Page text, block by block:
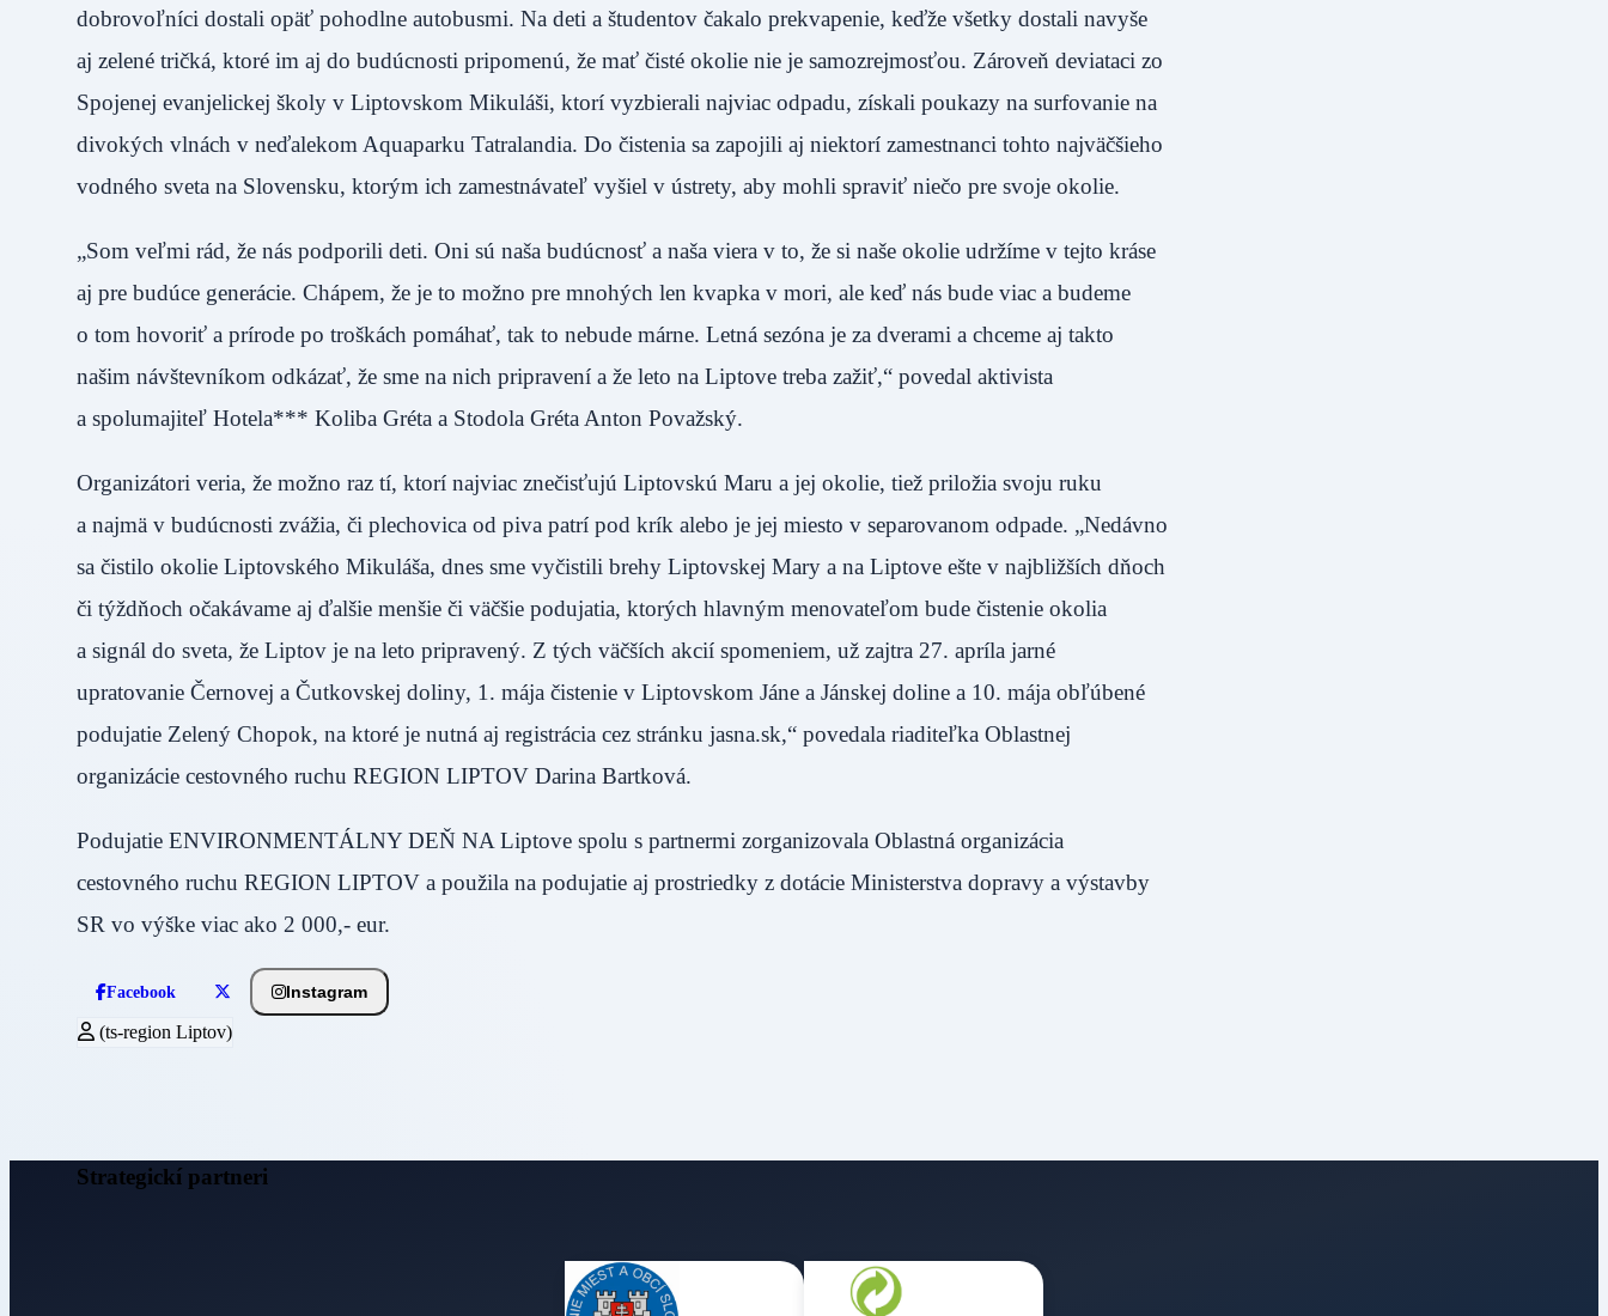
dobrovoľníci dostali opäť pohodlne autobusmi. Na deti a študentov čakalo prekvapenie, keďže všetky dostali navyše
aj zelené tričká, ktoré im aj do budúcnosti pripomenú, že mať čisté okolie nie je samozrejmosťou. Zároveň deviataci zo
Spojenej evanjelickej školy v Liptovskom Mikuláši, ktorí vyzbierali najviac odpadu, získali poukazy na surfovanie na
divokých vlnách v neďalekom Aquaparku Tatralandia. Do čistenia sa zapojili aj niektorí zamestnanci tohto najväčšieho
vodného sveta na Slovensku, ktorým ich zamestnávateľ vyšiel v ústrety, aby mohli spraviť niečo pre svoje okolie.
„Som veľmi rád, že nás podporili deti. Oni sú naša budúcnosť a naša viera v to, že si naše okolie udržíme v tejto kráse
aj pre budúce generácie. Chápem, že je to možno pre mnohých len kvapka v mori, ale keď nás bude viac a budeme
o tom hovoriť a prírode po troškách pomáhať, tak to nebude márne. Letná sezóna je za dverami a chceme aj takto
našim návštevníkom odkázať, že sme na nich pripravení a že leto na Liptove treba zažiť,“ povedal aktivista
a spolumajiteľ Hotela*** Koliba Gréta a Stodola Gréta Anton Považský.
Organizátori veria, že možno raz tí, ktorí najviac znečisťujú Liptovskú Maru a jej okolie, tiež priložia svoju ruku
a najmä v budúcnosti zvážia, či plechovica od piva patrí pod krík alebo je jej miesto v separovanom odpade. „Nedávno
sa čistilo okolie Liptovského Mikuláša, dnes sme vyčistili brehy Liptovskej Mary a na Liptove ešte v najbližších dňoch
či týždňoch očakávame aj ďalšie menšie či väčšie podujatia, ktorých hlavným menovateľom bude čistenie okolia
a signál do sveta, že Liptov je na leto pripravený. Z tých väčších akcií spomeniem, už zajtra 27. apríla jarné
upratovanie Černovej a Čutkovskej doliny, 1. mája čistenie v Liptovskom Jáne a Jánskej doline a 10. mája obľúbené
podujatie Zelený Chopok, na ktoré je nutná aj registrácia cez stránku jasna.sk,“ povedala riaditeľka Oblastnej
organizácie cestovného ruchu REGION LIPTOV Darina Bartková.
Podujatie ENVIRONMENTÁLNY DEŇ NA Liptove spolu s partnermi zorganizovala Oblastná organizácia
cestovného ruchu REGION LIPTOV a použila na podujatie aj prostriedky z dotácie Ministerstva dopravy a výstavby
SR vo výške viac ako 2 000,- eur.
Facebook Instagram
(ts-region Liptov)
Strategickí partneri